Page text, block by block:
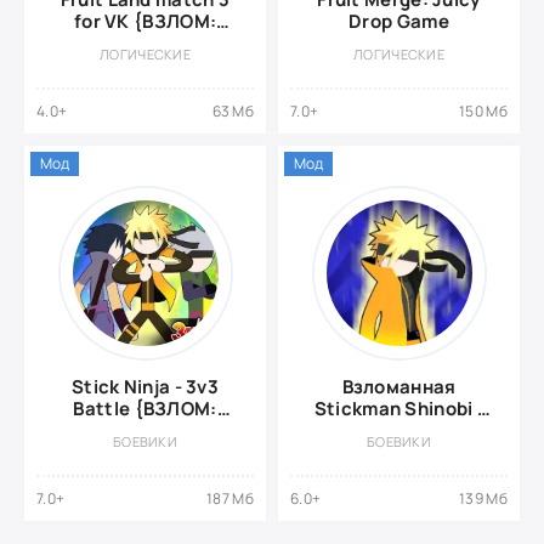
for VK {ВЗЛОМ:
ЛОГИЧЕСКИЕ
4.0+ 63 Мб
Drop Game
ЛОГИЧЕСКИЕ
7.0+ 150 Мб
Stick Ninja - 3v3
Battle {ВЗЛОМ:
БОЕВИКИ
7.0+ 187 Мб
Мод
Взломанная
Stickman Shinobi :
БОЕВИКИ
6.0+ 139 Мб
Мод